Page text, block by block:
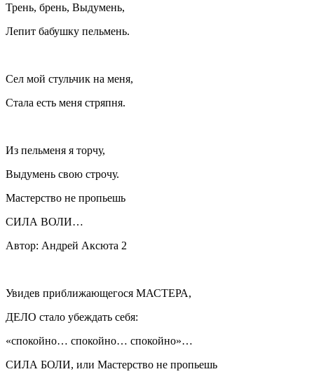
Трень, брень, Выдумень,
Лепит бабушку пельмень.
Сел мой стульчик на меня,
Стала есть меня стряпня.
Из пельменя я торчу,
Выдумень свою строчу.
Мастерство не пропьешь
СИЛА ВОЛИ…
Автор: Андрей Аксюта 2
Увидев приближающегося МАСТЕРА,
ДЕЛО стало убеждать себя:
«спокойно… спокойно… спокойно»…
СИЛА БОЛИ, или Мастерство не пропьешь